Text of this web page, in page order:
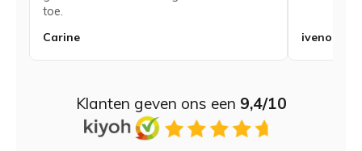
toe.
Carine
iveno
Klanten geven ons een 9,4/10